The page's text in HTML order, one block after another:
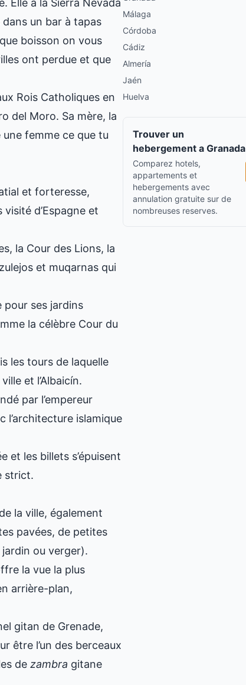
Elle a la Sierra Nevada
un bar à tapas
boisson on vous
ont perdue et que
Rois Catholiques en
del Moro. Sa mère, la
une femme ce que tu
et forteresse,
visité d’Espagne et
la Cour des Lions, la
et muqarnas qui
pour ses jardins
la célèbre Cour du
les tours de laquelle
et l’Albaicín.
par l’empereur
l’architecture islamique
et les billets s’épuisent
strict.
la ville, également
pavées, de petites
ou verger).
la vue la plus
arrière-plan,
gitan de Grenade,
être l’un des berceaux
de zambra gitane
Málaga
Córdoba
Cádiz
Almería
Jaén
Huelva
Trouver un
hebergement a Granada
Comparez hotels,
appartements et
hebergements avec
annulation gratuite sur de
nombreuses reserves.